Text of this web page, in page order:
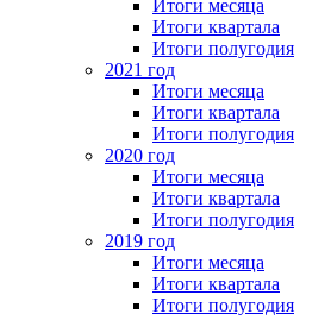
Итоги месяца
Итоги квартала
Итоги полугодия
2021 год
Итоги месяца
Итоги квартала
Итоги полугодия
2020 год
Итоги месяца
Итоги квартала
Итоги полугодия
2019 год
Итоги месяца
Итоги квартала
Итоги полугодия